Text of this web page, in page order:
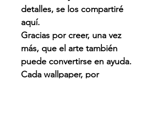
detalles, se los compartiré
aquí.
Gracias por creer, una vez
más, que el arte también
puede convertirse en ayuda.
Cada wallpaper, por